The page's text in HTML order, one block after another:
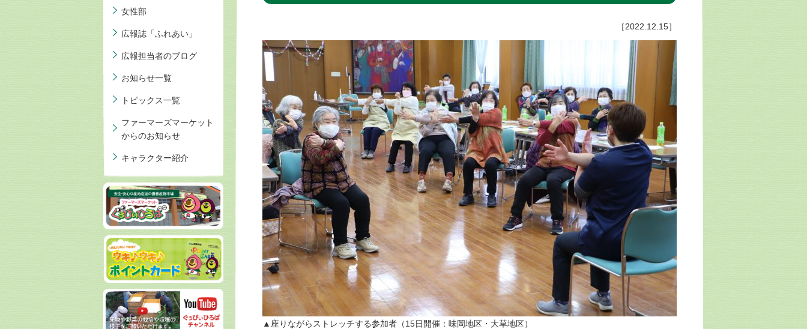
［2022.12.15］
▲座りながらストレッチする参加者（15日開催：味岡地区・大草地区）
女性部
広報誌「ふれあい」
広報担当者のブログ
お知らせ一覧
トピックス一覧
ファーマーズマーケット
からのお知らせ
キャラクター紹介